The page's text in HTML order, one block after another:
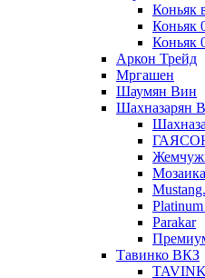
Коньяк
Коньяк
Коньяк
Аркон Трейд
Мргашен
Шаумян Вин
Шахназарян
Мозаика
Parakar
Тавинко ВКЗ